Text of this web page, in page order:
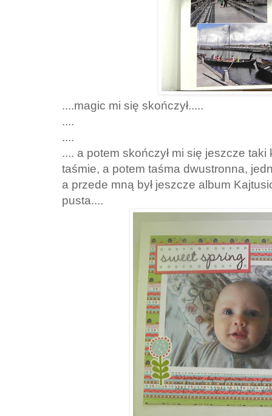
....magic mi się skończył.....
....
....
.... a potem skończył mi się jeszcze
taśmie, a potem taśma dwustronna,
a przede mną był jeszcze album
pusta....